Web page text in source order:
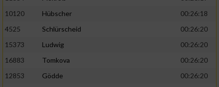
10120
Hübscher
00:26:18
4525
Schlürscheid
00:26:20
15373
Ludwig
00:26:20
16883
Tomkova
00:26:20
12853
Gödde
00:26:20